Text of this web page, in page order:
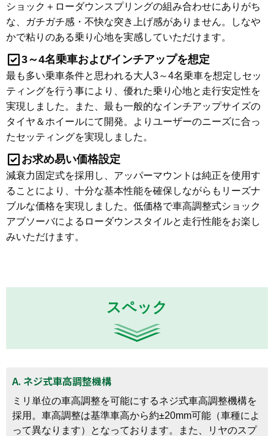
ショック＋ローダウンスプリングの組み合わせにありがち
な、ガチガチ感・不快な突き上げ感がありません。しなや
かで粘りのある乗り心地を実感していただけます。
3～4名乗車およびインチアップを想定
最も多い乗車条件と思われる大人3～4名乗車を想定しセッ
ティングを行う事により、優れた乗り心地と走行安定性を
実現しました。また、最も一般的なインチアップサイズの
タイヤ＆ホイールにて開発。よりユーザーのニーズに合っ
たセッティングを実現しました。
お求め易い価格設定
減衰力固定式を採用し、アッパーマウントは純正を使用す
ることにより、十分な基本性能を確保しながらもリーズナ
ブルな価格を実現しました。低価格で車高調整式ショック
アブソーバによるローダウンスタイルと走行性能をお楽し
みいただけます。
スペック
A. ネジ式車高調整機構
ミリ単位の車高調整を可能にするネジ式車高調整機構を
採用。車高調整は基準車高から約±20mm可能（車種によ
って異なります）となっております。また、リヤのスプ